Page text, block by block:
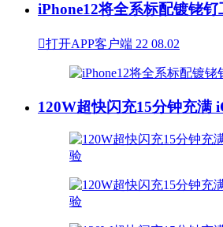
iPhone12将全系标配镀铑
打开APP客户端 22 08.02
120W超快闪充15分钟充满